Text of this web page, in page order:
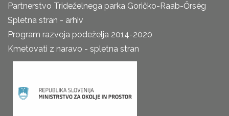
Partnerstvo Trideželnega parka Goričko-Raab-Őrség
Spletna stran - arhiv
Program razvoja podeželja 2014-2020
Kmetovati z naravo - spletna stran